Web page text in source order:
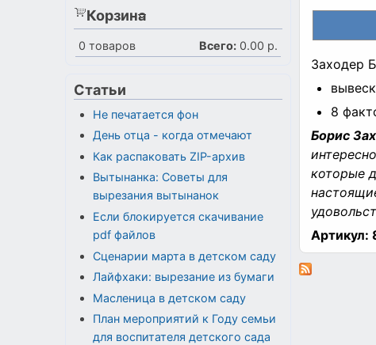
Заходер
8
Борис
которые
Артикул:
Корзина
0 товаров Всего: 0.00 р.
Статьи
Не печатается фон
День отца - когда отмечают
Как распаковать ZIP-архив
Вытынанка: Советы для
вырезания вытынанок
Если блокируется скачивание
pdf файлов
Сценарии марта в детском саду
Лайфхаки: вырезание из бумаги
Масленица в детском саду
План мероприятий к Году семьи
для воспитателя детского сада